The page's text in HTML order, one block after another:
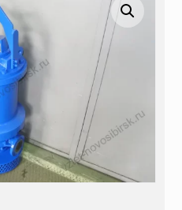
Увеличить изображение